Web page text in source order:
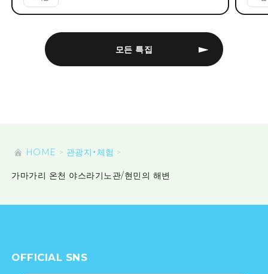
모든 특집
HOME 관광지・체험
가마가리 온천 야스라기노관/현민의 해변
OFFICIAL SNS